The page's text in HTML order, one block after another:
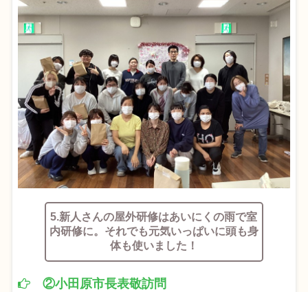
5.新人さんの屋外研修はあいにくの雨で室
内研修に。それでも元気いっぱいに頭も身
体も使いました！
②小田原市長表敬訪問